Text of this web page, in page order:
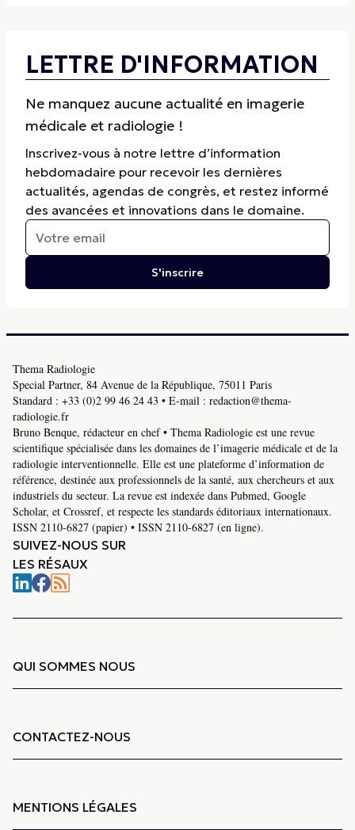
LETTRE D'INFORMATION
Ne manquez aucune actualité en imagerie
médicale et radiologie !
Inscrivez-vous à notre lettre d’information
hebdomadaire pour recevoir les dernières
actualités, agendas de congrès, et restez informé
des avancées et innovations dans le domaine.
S'inscrire
Thema Radiologie
Special Partner, 84 Avenue de la République, 75011 Paris
Standard : +33 (0)2 99 46 24 43 • E-mail : redaction@thema-
radiologie.fr
Bruno Benque, rédacteur en chef • Thema Radiologie est une revue
scientifique spécialisée dans les domaines de l’imagerie médicale et de la
radiologie interventionnelle. Elle est une plateforme d’information de
référence, destinée aux professionnels de la santé, aux chercheurs et aux
industriels du secteur. La revue est indexée dans Pubmed, Google
Scholar, et Crossref, et respecte les standards éditoriaux internationaux.
ISSN 2110-6827 (papier) • ISSN 2110-6827 (en ligne).
SUIVEZ-NOUS SUR
LES RÉSAUX
QUI SOMMES NOUS
CONTACTEZ-NOUS
MENTIONS LÉGALES